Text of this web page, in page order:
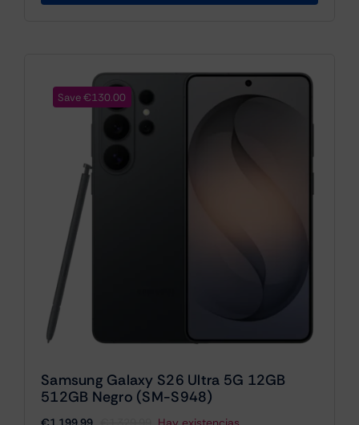
Save €130.00
Samsung Galaxy S26 Ultra 5G 12GB
512GB Negro (SM-S948)